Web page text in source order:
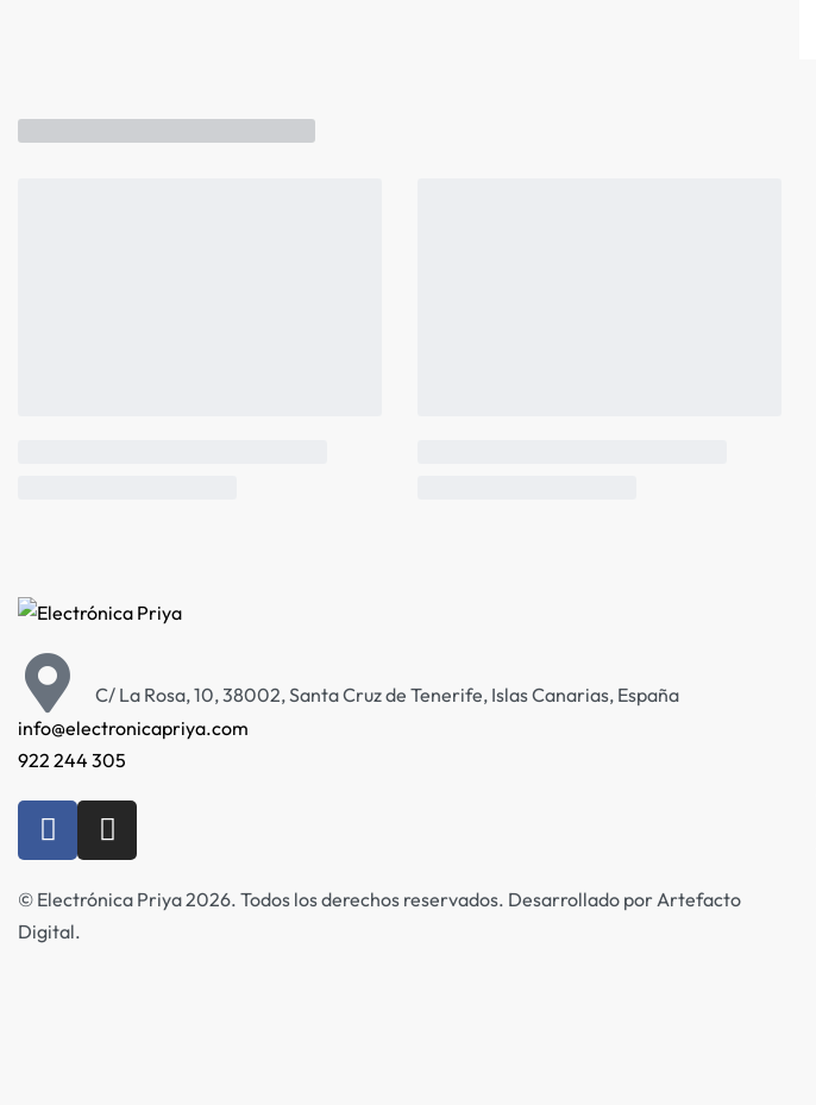
C/ La Rosa, 10, 38002, Santa Cruz de Tenerife, Islas Canarias, España
info@electronicapriya.com
922 244 305
© Electrónica Priya 2026. Todos los derechos reservados. Desarrollado por Artefacto
Digital.